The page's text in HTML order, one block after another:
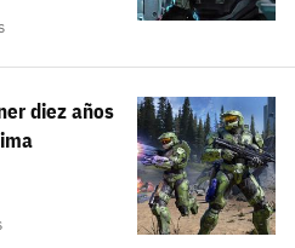
diez años